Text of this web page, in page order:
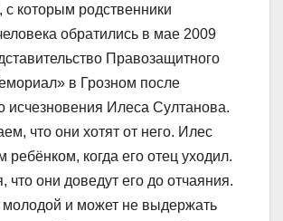
с которым родственники
обратились в мае 2009
Правозащитного
в Грозном после
исчезновения Илеса Султанова.
что они хотят от него. Илес
ребёнком, когда его отец уходил.
что они доведут его до отчаяния.
и может не выдержать